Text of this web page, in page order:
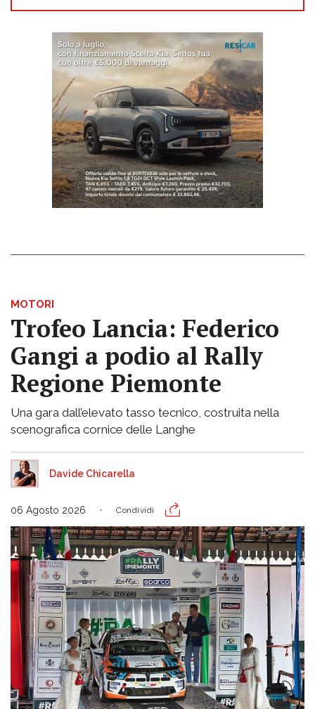
MOTORI
Trofeo Lancia: Federico
Gangi a podio al Rally
Regione Piemonte
Una gara dall’elevato tasso tecnico, costruita nella
scenografica cornice delle Langhe
Davide Chicarella
06 Agosto 2026 Condividi